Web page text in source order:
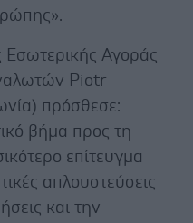
Εσωτερικής Αγοράς
Piotr
πρόσθεσε:
βήμα προς τη
επίτευγμα
απλουστεύσεις
και την